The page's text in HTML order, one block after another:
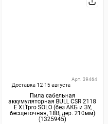
Доставка 12-15 августа
Арт. 39464
Пила сабельная
аккумуляторная BULL CSR 2118
E XLTpro SOLO (без АКБ и ЗУ,
бесщеточная, 18В, дер. 210мм)
(1325945)